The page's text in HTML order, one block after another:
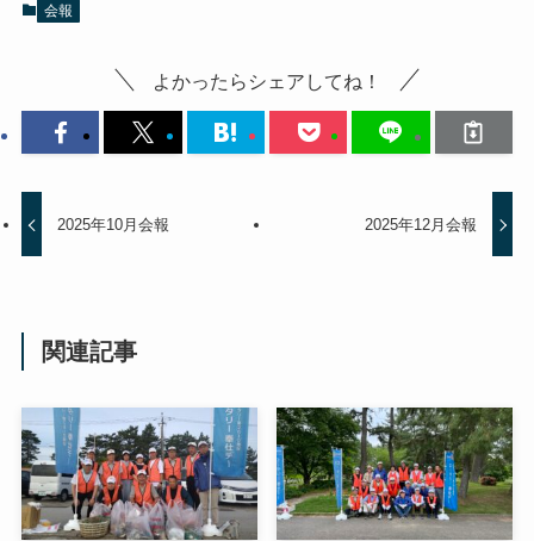
会報
よかったらシェアしてね！
2025年10月会報 2025年12月会報
関連記事